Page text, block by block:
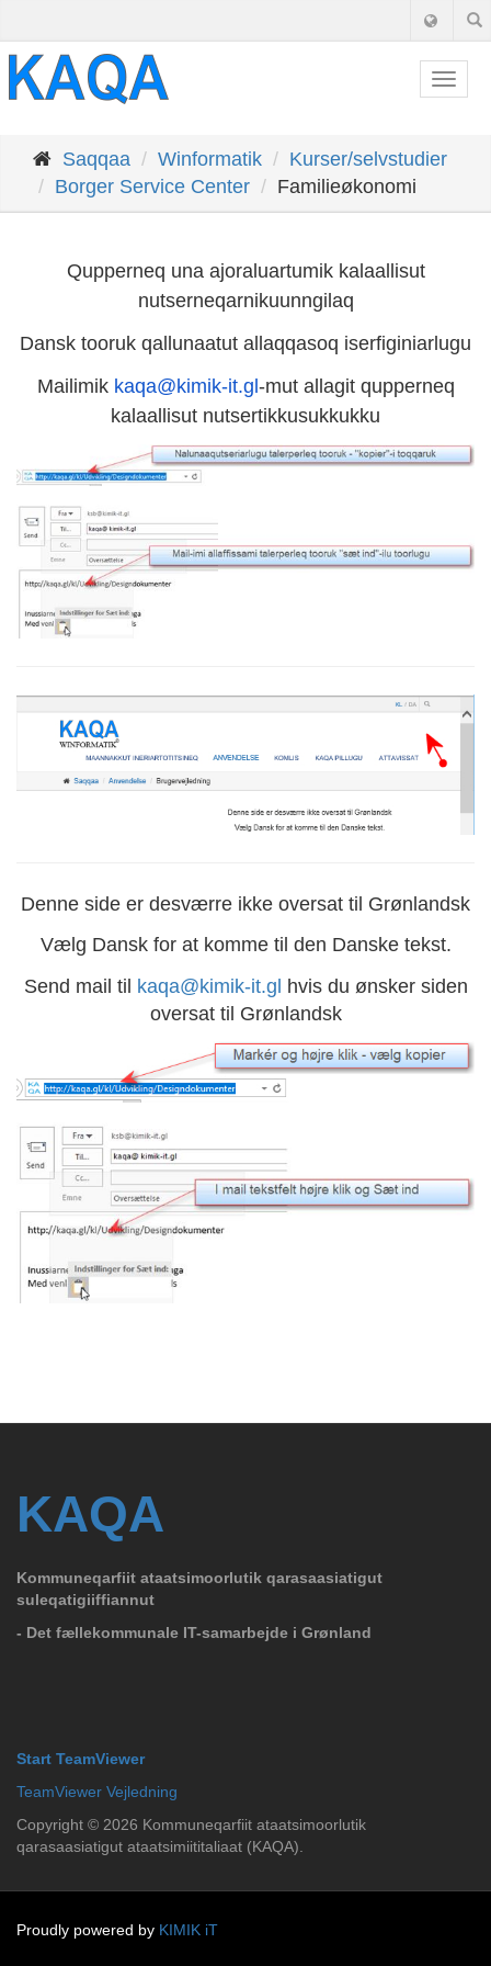
Saqqaa Winformatik
Kurser/selvstudier
Borger Service Center
Familieøkonomi
Qupperneq una ajoraluartumik kalaallisut
nutserneqarnikuunngilaq
Dansk tooruk qallunaatut allaqqasoq iserfiginiarlugu
Mailimik kaqa@kimik-it.gl -mut allagit qupperneq
kalaallisut nutsertikkusukkukku
Denne side er desværre ikke oversat til Grønlandsk
Vælg Dansk for at komme til den Danske tekst.
Send mail til kaqa@kimik-it.gl hvis du ønsker siden
oversat til Grønlandsk
KAQA
Kommuneqarfiit ataatsimoorlutik qarasaasiatigut
suleqatigiiffiannut
- Det fællekommunale IT-samarbejde i Grønland
Start TeamViewer
TeamViewer Vejledning
Copyright © 2026 Kommuneqarfiit ataatsimoorlutik
qarasaasiatigut ataatsimiititaliaat (KAQA).
Proudly powered by KIMIK iT